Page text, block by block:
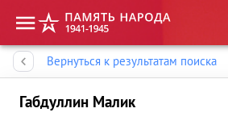
Вернуться к результатам поиска
Габдуллин Малик
Память народа